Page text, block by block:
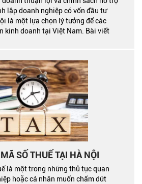
lập doanh nghiệp có vốn đầu tư
là một lựa chọn lý tưởng để các
kinh doanh tại Việt Nam. Bài viết
SỐ THUẾ TẠI HÀ NỘI
là một trong những thủ tục quan
hoặc cá nhân muốn chấm dứt